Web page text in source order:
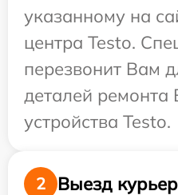
указанному на
центра Testo.
перезвонит Вам
деталей ремонта
устройства Testo.
2 Выезд